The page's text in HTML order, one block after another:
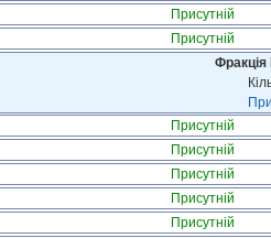
Присутній
Присутній
Присутній
Присутній
Присутній
Присутній
Присутній